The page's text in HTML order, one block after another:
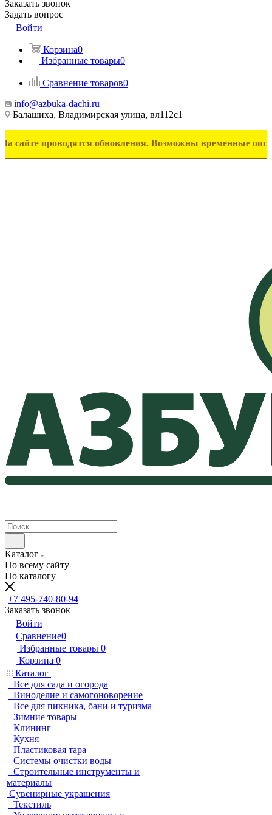
Заказать звонок
Задать вопрос
Войти
Корзина0
Избранные товары0
Сравнение товаров0
info@azbuka-dachi.ru
Балашиха, Владимирская улица, вл112с1
обновления. Возможны временные ошибки в
Каталог
По всему сайту
По каталогу
+7 495-740-80-94
Заказать звонок
Войти
Сравнение0
Избранные товары 0
Корзина 0
Каталог
Все для сада и огорода
Виноделие и самогоноворение
Все для пикника, бани и туризма
Зимние товары
Клининг
Кухня
Пластиковая тара
Системы очистки воды
Строительные инструменты и
материалы
Сувенирные украшения
Текстиль